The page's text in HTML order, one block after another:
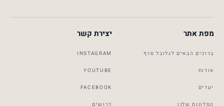
מפת אתר
ברוכים הבאים לגלובל סרף
אודות
יעדים
המלונות שלנו
יצירת קשר
INSTAGRAM
YOUTUBE
FACEBOOK
דרושים